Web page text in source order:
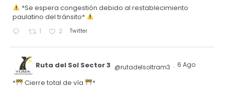
*Se espera congestión debido al restablecimiento
paulatino del tránsito*
1 2 Twitter
Ruta del Sol Sector 3 @rutadelsoltram3 · 6 Ago
* Cierre total de vía
*